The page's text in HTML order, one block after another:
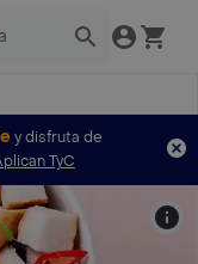
y disfruta de
TyC